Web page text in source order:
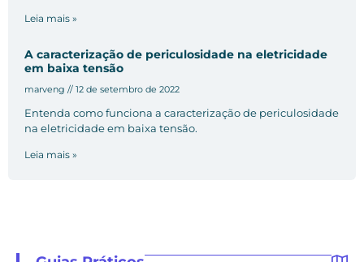
Leia mais »
A caracterização de periculosidade na eletricidade
em baixa tensão
marveng 12 de setembro de 2022
Entenda como funciona a caracterização de periculosidade
na eletricidade em baixa tensão.
Leia mais »